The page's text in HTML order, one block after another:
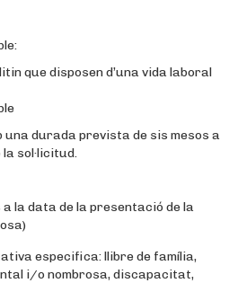
que disposen d’una vida laboral
durada prevista de sis mesos a
sol·licitud.
la data de la presentació de la
especifica: llibre de família,
i/o nombrosa, discapacitat,